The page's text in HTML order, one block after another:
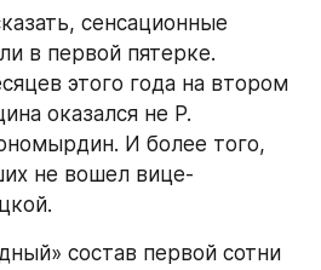
сенсационные
в первой пятерке.
этого года на втором
оказался не Р.
И более того,
не вошел вице-
состав первой сотни